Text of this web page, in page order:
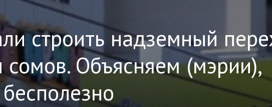
строить надземный
Объясняем (мэрии),